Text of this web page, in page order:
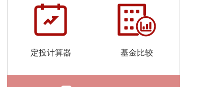
1.2934
07-17
2026-
1.3142 1.3142
定投计算器 基金比较